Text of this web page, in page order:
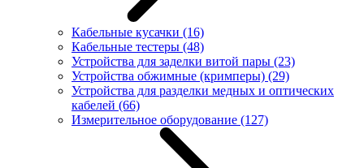
Кабельные кусачки (16)
Кабельные тестеры (48)
Устройства для заделки витой пары (23)
Устройства обжимные (кримперы) (29)
Устройства для разделки медных и оптических
кабелей (66)
Измерительное оборудование (127)